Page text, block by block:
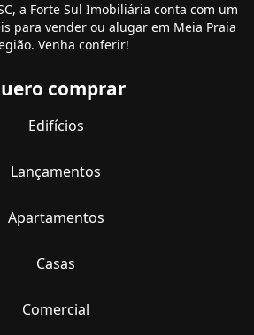
a Forte Sul Imobiliária conta com um
para vender ou alugar em Meia Praia
Venha conferir!
comprar
Edifícios
Lançamentos
Apartamentos
Casas
Comercial